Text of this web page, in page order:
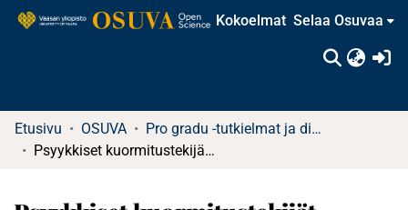
Kokoelmat Selaa Osuvaa
Etusivu OSUVA
Pro gradu -tutkielmat ja diplomityöt
Psyykkiset kuormitustekijät ohjelmistotyössä. Johdon ja työntekijöiden käsitysten fenomenografinen analyysi